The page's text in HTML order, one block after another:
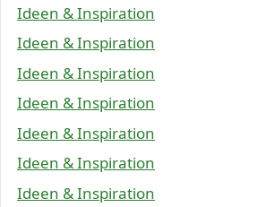
Ideen & Inspiration
Ideen & Inspiration
Ideen & Inspiration
Ideen & Inspiration
Ideen & Inspiration
Ideen & Inspiration
Ideen & Inspiration